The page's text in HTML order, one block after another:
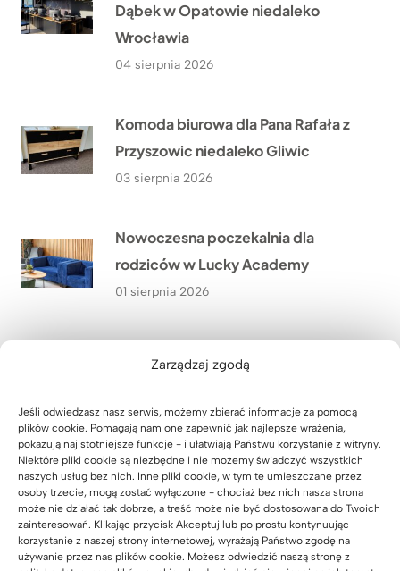
Zarządzaj zgodą
Jeśli odwiedzasz nasz serwis, możemy zbierać informacje za pomocą
plików cookie. Pomagają nam one zapewnić jak najlepsze wrażenia,
pokazują najistotniejsze funkcje - i ułatwiają Państwu korzystanie z witryny.
Niektóre pliki cookie są niezbędne i nie możemy świadczyć wszystkich
naszych usług bez nich. Inne pliki cookie, w tym te umieszczane przez
osoby trzecie, mogą zostać wyłączone - chociaż bez nich nasza strona
może nie działać tak dobrze, a treść może nie być dostosowana do Twoich
zainteresowań. Klikając przycisk Akceptuj lub po prostu kontynuując
korzystanie z naszej strony internetowej, wyrażają Państwo zgodę na
używanie przez nas plików cookie. Możesz odwiedzić naszą stronę z
Dąbek w Opatowie niedaleko
Wrocławia
04 sierpnia 2026
Komoda biurowa dla Pana Rafała z
Przyszowic niedaleko Gliwic
03 sierpnia 2026
Nowoczesna poczekalnia dla
rodziców w Lucky Academy
01 sierpnia 2026
adwokackiej z Krakowa
31 lipca 2026
Szafa z wysuwanymi półkami na
zamówienie
30 lipca 2026